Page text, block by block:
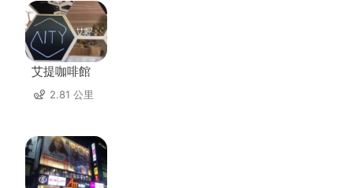
艾提咖啡館
2.81 公里